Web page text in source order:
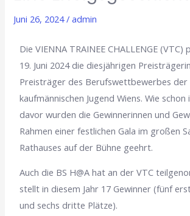
Juni 26, 2024/admin
Die VIENNA TRAINEE CHALLENGE
19. Juni 2024 die diesjährigen
Preisträger des Berufswettbewerbes der
kaufmännischen Jugend Wiens. Wie schon
davor wurden die Gewinnerinnen und
Rahmen einer festlichen Gala im großen
Rathauses auf der Bühne geehrt.
Auch die BS H@A hat an der VTC
stellt in diesem Jahr 17 Gewinner (fünf
und sechs dritte Plätze).